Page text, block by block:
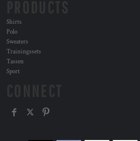
Shirts
Polo
Sweaters
Trainingssets
Tassen
Sport